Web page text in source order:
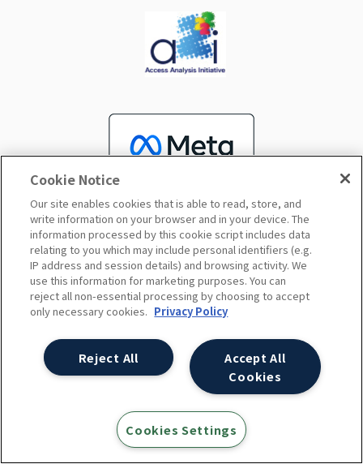
Cookie Notice
Our site enables cookies that is able to read, store, and
write information on your browser and in your device. The
information processed by this cookie script includes data
relating to you which may include personal identifiers (e.g.
IP address and session details) and browsing activity. We
use this information for marketing purposes. You can
reject all non-essential processing by choosing to accept
only necessary cookies. Privacy Policy
Accept All
Cookies
Reject All
Cookies Settings